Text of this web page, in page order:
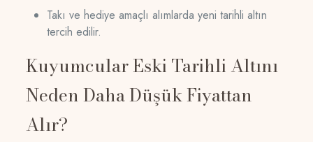
Takı ve hediye amaçlı alımlarda yeni tarihli altın
tercih edilir.
Kuyumcular Eski Tarihli Altını
Neden Daha Düşük Fiyattan
Alır?